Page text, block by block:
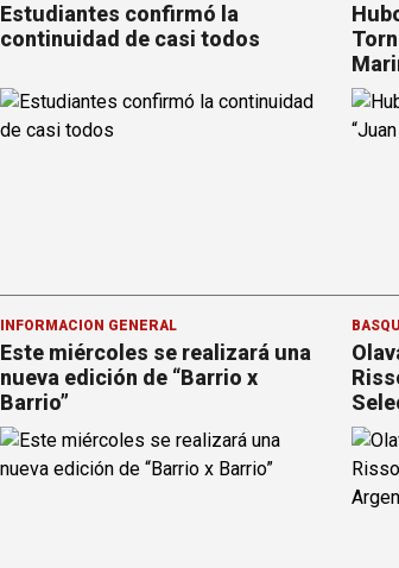
Estudiantes confirmó la
continuidad de casi todos
INFORMACION GENERAL
Este miércoles se realizará una
nueva edición de “Barrio x
Barrio”